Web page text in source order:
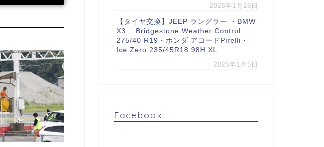
2025年1月28日
【タイヤ交換】JEEP ラングラー ・BMW
X3 Bridgestone Weather Control
275/40 R19・ホンダ アコードPirelli・
Ice Zero 235/45R18 98H XL
2025年1月5日
Facebook